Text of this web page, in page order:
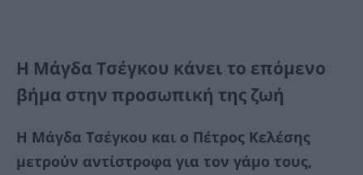
Η Μάγδα Τσέγκου κάνει το επόμενο
βήμα στην προσωπική της ζωή
Η Μάγδα Τσέγκου και ο Πέτρος Κελέσης
μετρούν αντίστροφα για τον γάμο τους,